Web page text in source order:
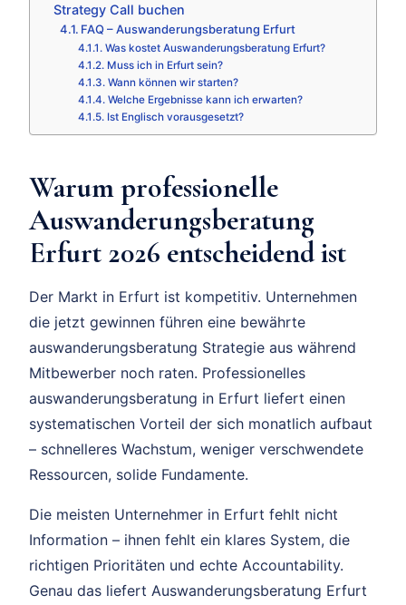
Strategy Call buchen
FAQ – Auswanderungsberatung Erfurt
Was kostet Auswanderungsberatung Erfurt?
Muss ich in Erfurt sein?
Wann können wir starten?
Welche Ergebnisse kann ich erwarten?
Ist Englisch vorausgesetzt?
Warum professionelle
Auswanderungsberatung
Erfurt 2026 entscheidend ist
Der Markt in Erfurt ist kompetitiv. Unternehmen
die jetzt gewinnen führen eine bewährte
auswanderungsberatung Strategie aus während
Mitbewerber noch raten. Professionelles
auswanderungsberatung in Erfurt liefert einen
systematischen Vorteil der sich monatlich aufbaut
– schnelleres Wachstum, weniger verschwendete
Ressourcen, solide Fundamente.
Die meisten Unternehmer in Erfurt fehlt nicht
Information – ihnen fehlt ein klares System, die
richtigen Prioritäten und echte Accountability.
Genau das liefert Auswanderungsberatung Erfurt